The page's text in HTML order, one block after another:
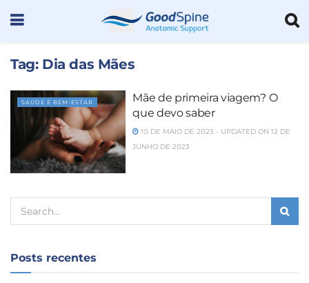
Tag: Dia das Mães
SAÚDE E BEM-ESTAR
Mãe de primeira viagem? O
que devo saber
10 DE MAIO DE 2023 - UPDATED ON 12 DE
JUNHO DE 2023
Posts recentes